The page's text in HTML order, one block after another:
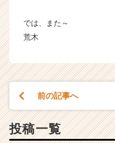
では、また～
荒木
前の記事へ
投稿一覧